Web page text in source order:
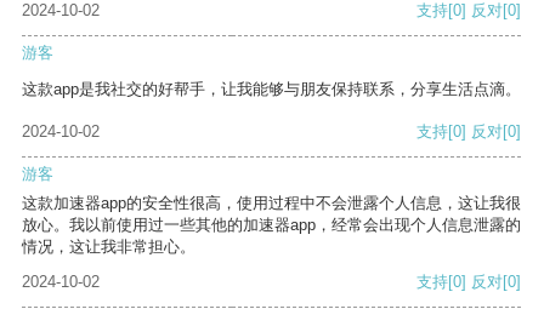
2024-10-02 支持[0] 反对[0]
游客
这款app是我社交的好帮手，让我能够与朋友保持联系，分享生活点滴。
2024-10-02 支持[0] 反对[0]
游客
这款加速器app的安全性很高，使用过程中不会泄露个人信息，这让我很
放心。我以前使用过一些其他的加速器app，经常会出现个人信息泄露的
情况，这让我非常担心。
2024-10-02
支持[0] 反对[0]